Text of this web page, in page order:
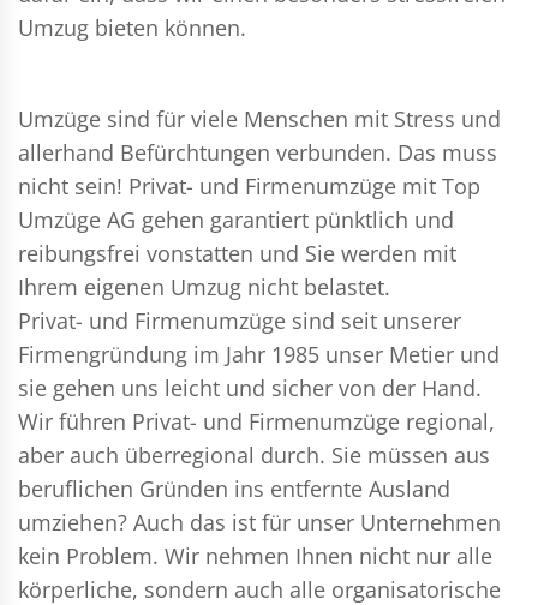
Umzug bieten können.
Umzüge sind für viele Menschen mit Stress und
allerhand Befürchtungen verbunden. Das muss
nicht sein! Privat- und Firmenumzüge mit Top
Umzüge AG gehen garantiert pünktlich und
reibungsfrei vonstatten und Sie werden mit
Ihrem eigenen Umzug nicht belastet.
Privat- und Firmenumzüge sind seit unserer
Firmengründung im Jahr 1985 unser Metier und
sie gehen uns leicht und sicher von der Hand.
Wir führen Privat- und Firmenumzüge regional,
aber auch überregional durch. Sie müssen aus
beruflichen Gründen ins entfernte Ausland
umziehen? Auch das ist für unser Unternehmen
kein Problem. Wir nehmen Ihnen nicht nur alle
körperliche, sondern auch alle organisatorische